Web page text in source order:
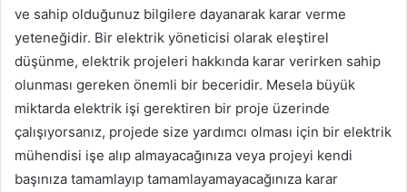
ve sahip olduğunuz bilgilere dayanarak karar verme
yeteneğidir. Bir elektrik yöneticisi olarak eleştirel
düşünme, elektrik projeleri hakkında karar verirken sahip
olunması gereken önemli bir beceridir. Mesela büyük
miktarda elektrik işi gerektiren bir proje üzerinde
çalışıyorsanız, projede size yardımcı olması için bir elektrik
mühendisi işe alıp almayacağınıza veya projeyi kendi
başınıza tamamlayıp tamamlayamayacağınıza karar